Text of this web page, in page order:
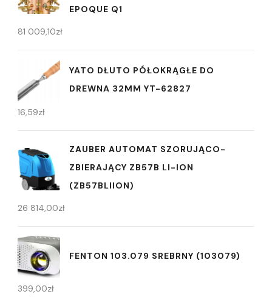
EPOQUE Q1
81 009,10zł
YATO DŁUTO PÓŁOKRĄGŁE DO
DREWNA 32MM YT-62827
16,59zł
ZAUBER AUTOMAT SZORUJĄCO-
ZBIERAJĄCY ZB57B LI-ION
(ZB57BLIION)
26 814,00zł
FENTON 103.079 SREBRNY (103079)
399,00zł